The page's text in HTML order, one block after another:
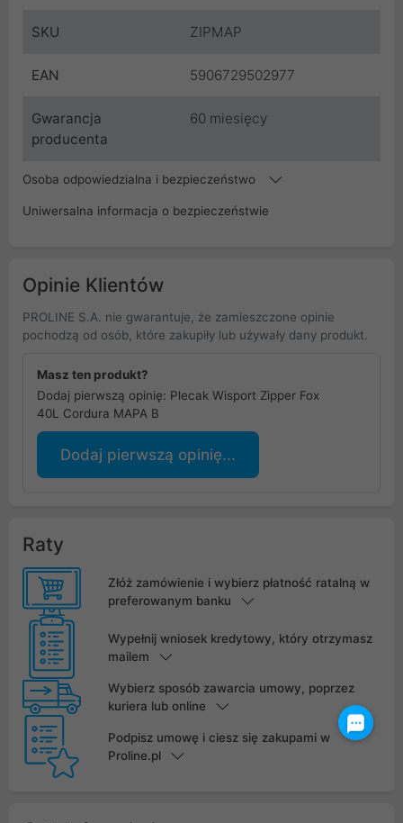
SKU ZIPMAP
EAN 5906729502977
Gwarancja
producenta
60 miesięcy
Osoba odpowiedzialna i bezpieczeństwo
Uniwersalna informacja o bezpieczeństwie
Opinie Klientów
PROLINE S.A. nie gwarantuje, że zamieszczone opinie
pochodzą od osób, które zakupiły lub używały dany produkt.
Masz ten produkt?
Dodaj pierwszą opinię: Plecak Wisport Zipper Fox
40L Cordura MAPA B
Dodaj pierwszą opinię...
Raty
Złóż zamówienie i wybierz płatność ratalną w
preferowanym banku
Wypełnij wniosek kredytowy, który otrzymasz
mailem
Wybierz sposób zawarcia umowy, poprzez
kuriera lub online
Podpisz umowę i ciesz się zakupami w
Proline.pl